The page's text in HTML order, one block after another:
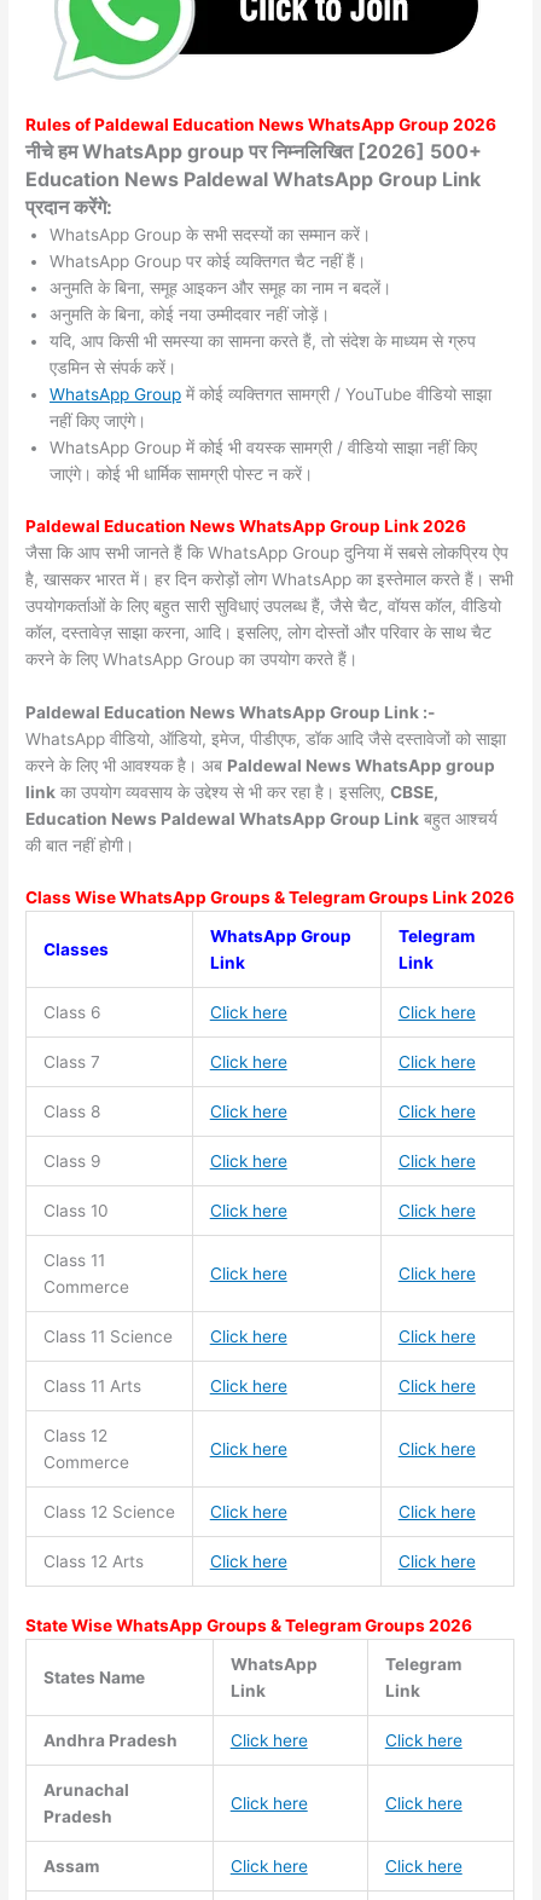
Rules ofPaldewalEducation News WhatsApp Group 2026
नीचे हम WhatsApp group पर निम्नलिखित [2026] 500+
Education News Paldewal WhatsApp Group Link
प्रदान करेंगे:
WhatsApp Group के सभी सदस्यों का सम्मान करें।
WhatsApp Group पर कोई व्यक्तिगत चैट नहीं हैं।
अनुमति के बिना, समूह आइकन और समूह का नाम न बदलें।
अनुमति के बिना, कोई नया उम्मीदवार नहीं जोड़ें।
यदि, आप किसी भी समस्या का सामना करते हैं, तो संदेश के माध्यम से ग्रुप
एडमिन से संपर्क करें।
WhatsApp Group में कोई व्यक्तिगत सामग्री / YouTube वीडियो साझा
नहीं किए जाएंगे।
WhatsApp Group में कोई भी वयस्क सामग्री / वीडियो साझा नहीं किए
जाएंगे। कोई भी धार्मिक सामग्री पोस्ट न करें।
PaldewalEducation News WhatsApp Group Link 2026
जैसा कि आप सभी जानते हैं कि WhatsApp Group दुनिया में सबसे लोकप्रिय ऐप
है, खासकर भारत में। हर दिन करोड़ों लोग WhatsApp का इस्तेमाल करते हैं। सभी
उपयोगकर्ताओं के लिए बहुत सारी सुविधाएं उपलब्ध हैं, जैसे चैट, वॉयस कॉल, वीडियो
कॉल, दस्तावेज़ साझा करना, आदि। इसलिए, लोग दोस्तों और परिवार के साथ चैट
करने के लिए WhatsApp Group का उपयोग करते हैं।
Paldewal Education News WhatsApp Group Link :-
WhatsApp वीडियो, ऑडियो, इमेज, पीडीएफ, डॉक आदि जैसे दस्तावेजों को साझा
करने के लिए भी आवश्यक है। अब Paldewal NewsWhatsApp group
link का उपयोग व्यवसाय के उद्देश्य से भी कर रहा है। इसलिए,CBSE,
Education News Paldewal WhatsApp Group Link बहुत आश्चर्य
की बात नहीं होगी।
Class Wise WhatsApp Groups & Telegram Groups Link 2026
Classes
WhatsApp Group
Link
Telegram
Link
Class 6 Click here Click here
Class 7 Click here Click here
Class 8 Click here Click here
Class 9 Click here Click here
Class 10 Click here Click here
Class 11
Commerce
Click here Click here
Class 11 Science Click here Click here
Class 11 Arts Click here Click here
Class 12
Commerce
Click here Click here
Class 12 Science Click here Click here
Class 12 Arts Click here Click here
State Wise WhatsApp Groups & Telegram Groups 2026
States Name
WhatsApp
Link
Telegram
Link
Andhra Pradesh Click here Click here
Arunachal
Pradesh
Click here Click here
Assam Click here Click here